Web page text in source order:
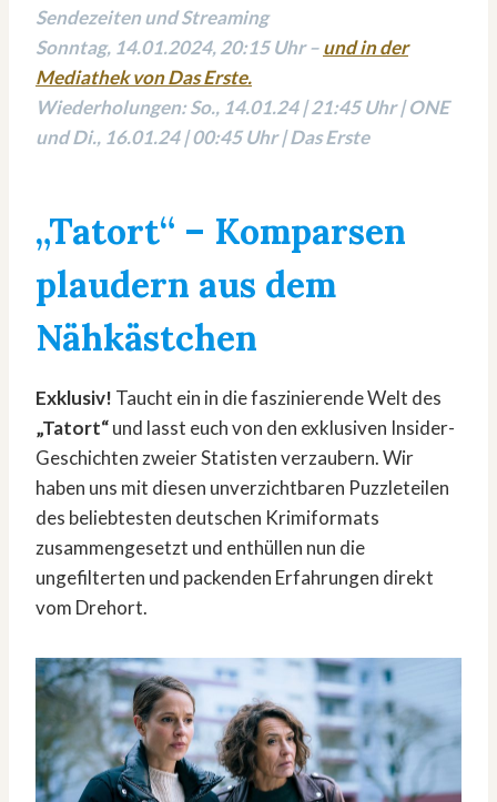
Sendezeiten und Streaming
Sonntag, 14.01.2024, 20:15 Uhr –und in der
Mediathek von Das Erste.
Wiederholungen: So., 14.01.24 | 21:45 Uhr | ONE
und Di., 16.01.24 | 00:45 Uhr | Das Erste
„Tatort“ – Komparsen
plaudern aus dem
Nähkästchen
Exklusiv! Taucht ein in die faszinierende Welt des
„Tatort“und lasst euch von den exklusiven Insider-
Geschichten zweier Statisten verzaubern. Wir
haben uns mit diesen unverzichtbaren Puzzleteilen
des beliebtesten deutschen Krimiformats
zusammengesetzt und enthüllen nun die
ungefilterten und packenden Erfahrungen direkt
vom Drehort.